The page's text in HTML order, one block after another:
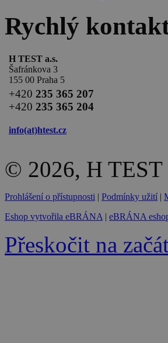
Rychlý
H TEST a.s.
Šafránkova 3
155 00 Praha 5
+420 235 365 207
+420 235 365 204
info(at)htest.cz
© 2026, H TEST
Prohlášení o přístupnosti | Podmínky užití |
Eshop vytvořila eBRÁNA | eBRÁNA
Přeskočit na